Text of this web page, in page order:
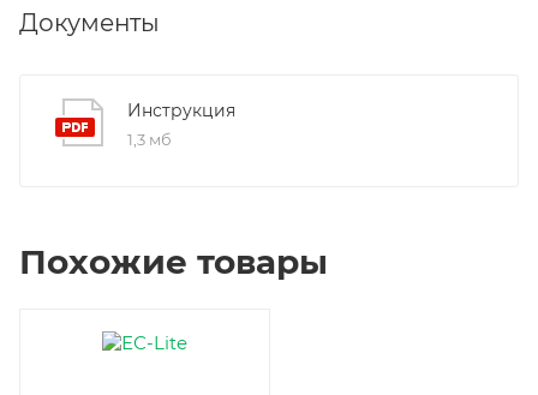
Документы
Инструкция
1,3 мб
Похожие товары